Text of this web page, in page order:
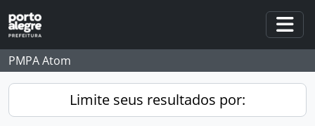
Skip to main content
PMPA Atom
Limite seus resultados por: